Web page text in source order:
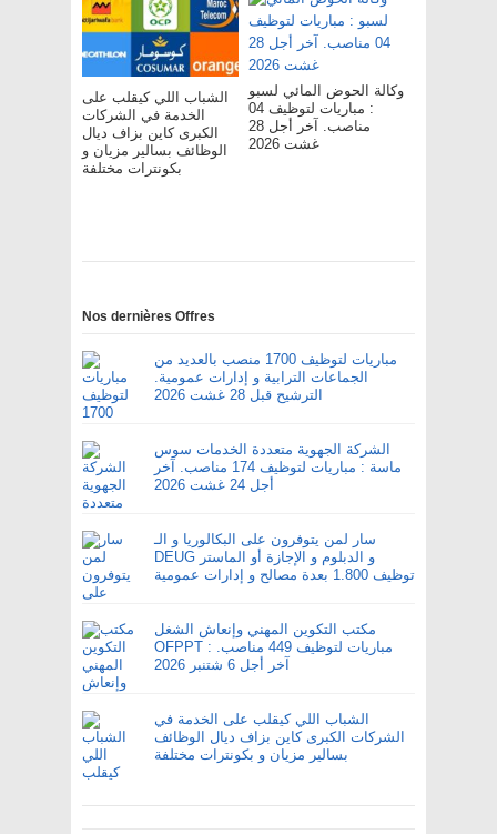
الشباب اللي كيقلب على
الخدمة في الشركات
الكبرى كاين بزاف ديال
الوظائف بسالير مزيان و
بكونترات مختلفة
وكالة الحوض المائي لسبو
: مباريات لتوظيف 04
مناصب. آخر أجل 28
غشت 2026
Nos dernières Offres
مباريات لتوظيف 1700 منصب بالعديد من
الجماعات الترابية و إدارات عمومية.
الترشيح قبل 28 غشت 2026
الشركة الجهوية متعددة الخدمات سوس
ماسة : مباريات لتوظيف 174 مناصب. آخر
أجل 24 غشت 2026
سار لمن يتوفرون على البكالوريا و الـ
DEUG و الدبلوم و الإجازة أو الماستر
توظيف 1.800 بعدة مصالح و إدارات عمومية
مكتب التكوين المهني وإنعاش الشغل
OFPPT : مباريات لتوظيف 449 مناصب.
آخر أجل 6 شتنبر 2026
الشباب اللي كيقلب على الخدمة في
الشركات الكبرى كاين بزاف ديال الوظائف
بسالير مزيان و بكونترات مختلفة